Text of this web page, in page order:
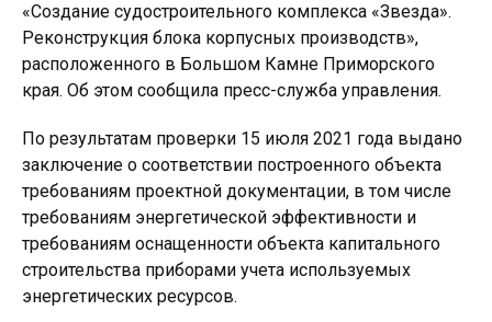
«Создание судостроительного комплекса «Звезда».
Реконструкция блока корпусных производств»,
расположенного в Большом Камне Приморского
края. Об этом сообщила пресс-служба управления.
По результатам проверки 15 июля 2021 года выдано
заключение о соответствии построенного объекта
требованиям проектной документации, в том числе
требованиям энергетической эффективности и
требованиям оснащенности объекта капитального
строительства приборами учета используемых
энергетических ресурсов.